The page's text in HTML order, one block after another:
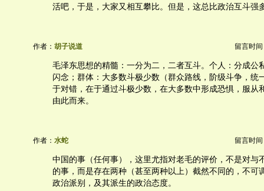
活吧，于是，大家又相互攀比。但是，这总比政治互斗强
作者： 胡子说道 留言时间
毛泽东思想的精髓：一分为二，二者互斗。个人：分成公
闪念；群体：大多数斗极少数（群众路线，阶级斗争，统
于对错，在于通过斗极少数，在大多数中形成恐惧，服从
由此而来。
作者： 水蛇 留言时间
中国的事（任何事），这里尤指对老毛的评价，不是对与
的事，而是存在两种（甚至两种以上）截然不同的，不可
政治派别，及其派生的政治态度。